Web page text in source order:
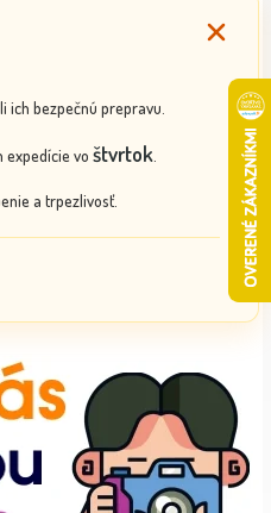
bezpečnú prepravu.
vo štvrtok.
a trpezlivosť.